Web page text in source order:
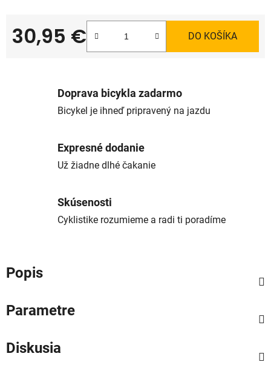
30,95 €
Jednotková cena:
DO KOŠÍKA
Doprava bicykla zadarmo
Bicykel je ihneď pripravený na jazdu
Expresné dodanie
Už žiadne dlhé čakanie
Skúsenosti
Cyklistike rozumieme a radi ti poradíme
Popis
Parametre
Diskusia